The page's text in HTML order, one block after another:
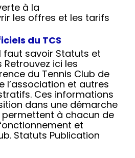
à la
les offres et les tarifs
du TCS
faut savoir Statuts et
ici les
du Tennis Club de
l’association et autres
Ces informations
dans une démarche
à chacun de
et
Statuts Publication